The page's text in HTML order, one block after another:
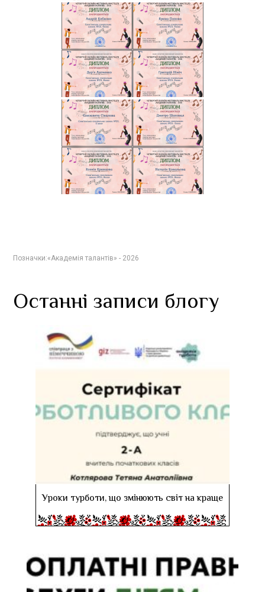
Позначки:«Академія талантів» - 2026
Останні записи блогу
Уроки турботи, що змінюють світ на краще